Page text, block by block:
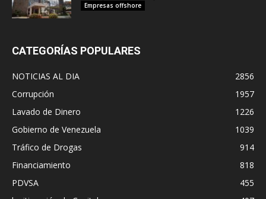
Empresas offshore
CATEGORÍAS POPULARES
NOTICIAS AL DIA
2856
Corrupción
1957
Lavado de Dinero
1226
Gobierno de Venezuela
1039
Tráfico de Drogas
914
Financiamiento
818
PDVSA
455